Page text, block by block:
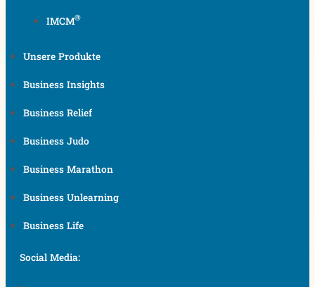
IMCM®
Unsere Produkte​
Business Insights
Business Relief
Business Judo
Business Marathon
Business Unlearning
Business Life
Social Media: